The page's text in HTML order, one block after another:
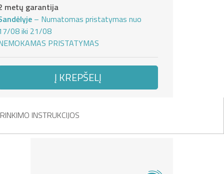
metų garantija
– Numatomas pristatymas nuo
08 iki 21/08
PRISTATYMAS
Į KREPŠELĮ
INSTRUKCIJOS